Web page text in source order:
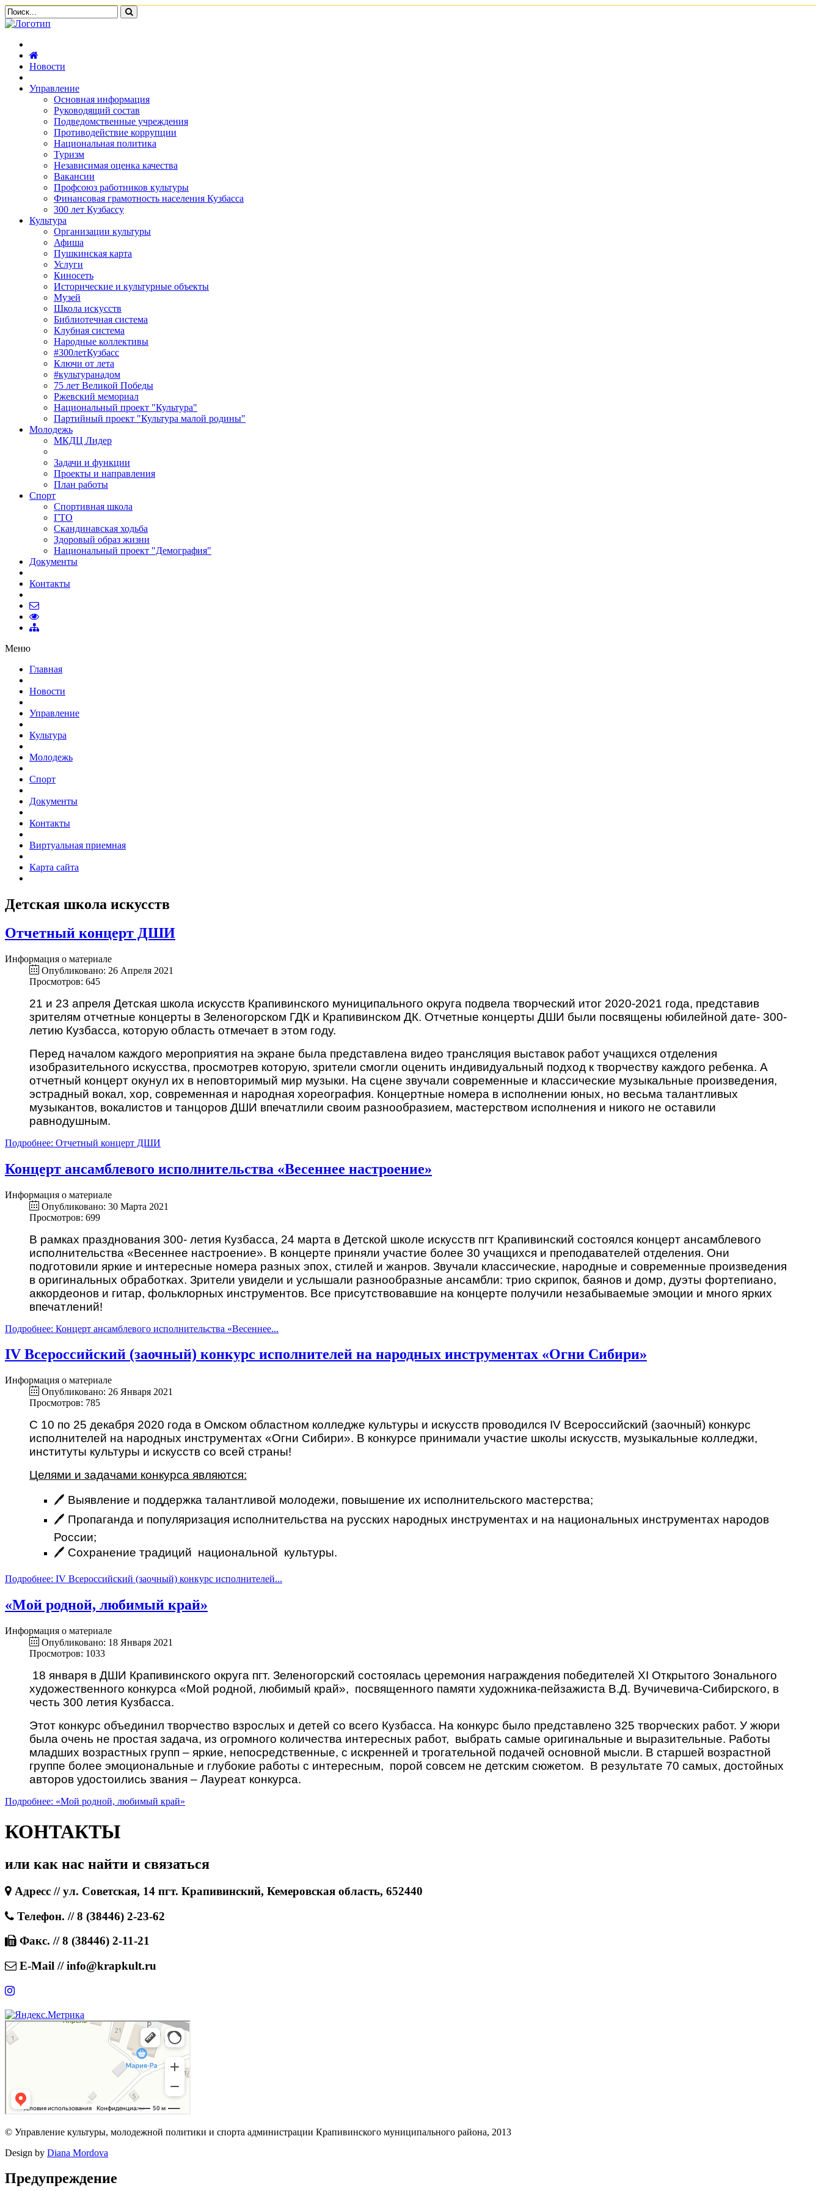
Новости
Управление
Основная информация
Руководящий состав
Подведомственные учреждения
Противодействие коррупции
Национальная политика
Туризм
Независимая оценка качества
Вакансии
Профсоюз работников культуры
Финансовая грамотность населения Кузбасса
300 лет Кузбассу
Культура
Организации культуры
Афиша
Пушкинская карта
Услуги
Киносеть
Исторические и культурные объекты
Музей
Школа искусств
Библиотечная система
Клубная система
Народные коллективы
#300летКузбасс
Ключи от лета
#культуранадом
75 лет Великой Победы
Ржевский мемориал
Национальный проект "Культура"
Партийный проект "Культура малой родины"
Молодежь
МКДЦ Лидер
Задачи и функции
Проекты и направления
План работы
Спорт
Спортивная школа
ГТО
Скандинавская ходьба
Здоровый образ жизни
Национальный проект "Демография"
Документы
Контакты
Меню
Главная
Новости
Управление
Культура
Молодежь
Спорт
Документы
Контакты
Виртуальная приемная
Карта сайта
Детская школа искусств
Отчетный концерт ДШИ
Информация о материале
Опубликовано: 26 Апреля 2021
Просмотров: 645
21 и 23 апреля Детская школа искусств Крапивинского муниципального округа подвела творческий итог 2020-2021 года, представив
зрителям отчетные концерты в Зеленогорском ГДК и Крапивинском ДК. Отчетные концерты ДШИ были посвящены юбилейной дате- 300-
летию Кузбасса, которую область отмечает в этом году.
Перед началом каждого мероприятия на экране была представлена видео трансляция выставок работ учащихся отделения
изобразительного искусства, просмотрев которую, зрители смогли оценить индивидуальный подход к творчеству каждого ребенка. А
отчетный концерт окунул их в неповторимый мир музыки. На сцене звучали современные и классические музыкальные произведения,
эстрадный вокал, хор, современная и народная хореография. Концертные номера в исполнении юных, но весьма талантливых
музыкантов, вокалистов и танцоров ДШИ впечатлили своим разнообразием, мастерством исполнения и никого не оставили
равнодушным.
Подробнее: Отчетный концерт ДШИ
Концерт ансамблевого исполнительства «Весеннее настроение»
Информация о материале
Опубликовано: 30 Марта 2021
Просмотров: 699
В рамках празднования 300- летия Кузбасса, 24 марта в Детской школе искусств пгт Крапивинский состоялся концерт ансамблевого
исполнительства «Весеннее настроение». В концерте приняли участие более 30 учащихся и преподавателей отделения. Они
подготовили яркие и интересные номера разных эпох, стилей и жанров. Звучали классические, народные и современные произведения
в оригинальных обработках. Зрители увидели и услышали разнообразные ансамбли: трио скрипок, баянов и домр, дуэты фортепиано,
аккордеонов и гитар, фольклорных инструментов. Все присутствовавшие на концерте получили незабываемые эмоции и много ярких
впечатлений!
Подробнее: Концерт ансамблевого исполнительства «Весеннее...
IV Всероссийский (заочный) конкурс исполнителей на народных инструментах «Огни Сибири»
Информация о материале
Опубликовано: 26 Января 2021
Просмотров: 785
С 10 по 25 декабря 2020 года в Омском областном колледже культуры и искусств проводился IV Всероссийский (заочный) конкурс
исполнителей на народных инструментах «Огни Сибири». В конкурсе принимали участие школы искусств, музыкальные колледжи,
институты культуры и искусств со всей страны!
Целями и задачами конкурса являются:
🖊 Выявление и поддержка талантливой молодежи, повышение их исполнительского мастерства;
🖊 Пропаганда и популяризация исполнительства на русских народных инструментах и на национальных инструментах народов
России;
🖊 Сохранение традиций национальной культуры.
Подробнее: IV Всероссийский (заочный) конкурс исполнителей...
«Мой родной, любимый край»
Информация о материале
Опубликовано: 18 Января 2021
Просмотров: 1033
18 января в ДШИ Крапивинского округа пгт. Зеленогорский состоялась церемония награждения победителей XI Открытого Зонального
художественного конкурса «Мой родной, любимый край», посвященного памяти художника-пейзажиста В.Д. Вучичевича-Сибирского, в
честь 300 летия Кузбасса.
Этот конкурс объединил творчество взрослых и детей со всего Кузбасса. На конкурс было представлено 325 творческих работ. У жюри
была очень не простая задача, из огромного количества интересных работ, выбрать самые оригинальные и выразительные. Работы
младших возрастных групп – яркие, непосредственные, с искренней и трогательной подачей основной мысли. В старшей возрастной
группе более эмоциональные и глубокие работы с интересным, порой совсем не детским сюжетом. В результате 70 самых, достойных
авторов удостоились звания – Лауреат конкурса.
Подробнее: «Мой родной, любимый край»
КОНТАКТЫ
или как нас найти и связаться
Адресс // ул. Советская, 14 пгт. Крапивинский, Кемеровская область, 652440
Телефон. // 8 (38446) 2-23-62
Факс. // 8 (38446) 2-11-21
E-Mail // info@krapkult.ru
© Управление культуры, молодежной политики и спорта администрации Крапивинского муниципального района, 2013
Design by Diana Mordova
Предупреждение